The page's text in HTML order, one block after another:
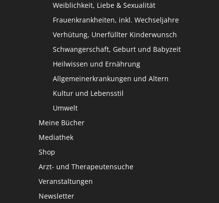
Weiblichkeit, Liebe & Sexualität
Frauenkrankheiten, inkl. Wechseljahre
Verhütung, Unerfüllter Kinderwunsch
Schwangerschaft, Geburt und Babyzeit
Heilwissen und Ernährung
Allgemeinerkrankungen und Altern
Kultur und Lebensstil
Umwelt
Meine Bücher
Mediathek
Shop
Arzt- und Therapeutensuche
Veranstaltungen
Newsletter